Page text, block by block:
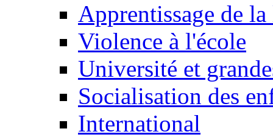
Apprentissage de
Violence à l'école
Université et
Socialisation des
International